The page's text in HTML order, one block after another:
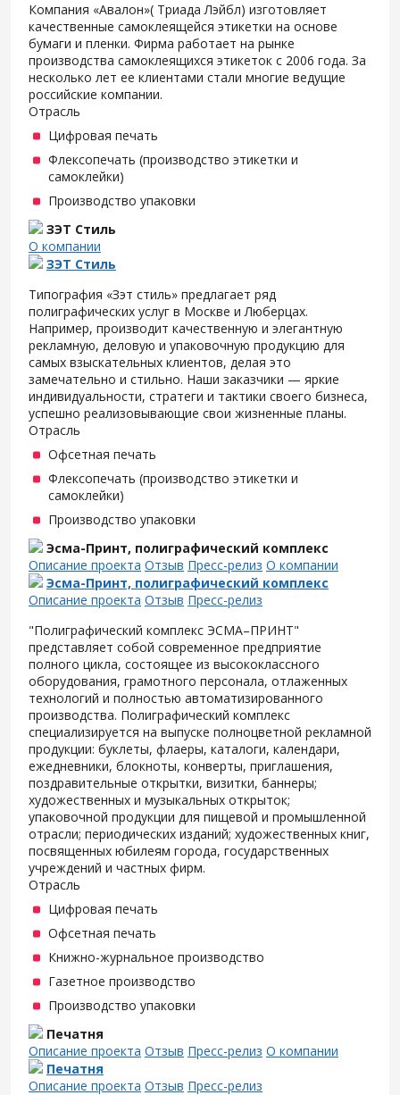
Компания «Авалон»( Триада Лэйбл) изготовляет
качественные самоклеящейся этикетки на основе
бумаги и пленки. Фирма работает на рынке
производства самоклеящихся этикеток с 2006 года. За
несколько лет ее клиентами стали многие ведущие
российские компании.
Отрасль
Цифровая печать
Флексопечать (производство этикетки и
самоклейки)
Производство упаковки
ЗЭТ Стиль
О компании
ЗЭТ Стиль
Типография «Зэт cтиль» предлагает ряд
полиграфических услуг в Москве и Люберцах.
Например, производит качественную и элегантную
рекламную, деловую и упаковочную продукцию для
самых взыскательных клиентов, делая это
замечательно и стильно. Наши заказчики — яркие
индивидуальности, стратеги и тактики своего бизнеса,
успешно реализовывающие свои жизненные планы.
Отрасль
Офсетная печать
Флексопечать (производство этикетки и
самоклейки)
Производство упаковки
Эсма-Принт, полиграфический комплекс
Описание проекта Отзыв Пресс-релиз О компании
Эсма-Принт, полиграфический комплекс
Описание проекта Отзыв Пресс-релиз
"Полиграфический комплекс ЭСМА–ПРИНТ"
представляет собой современное предприятие
полного цикла, состоящее из высококлассного
оборудования, грамотного персонала, отлаженных
технологий и полностью автоматизированного
производства. Полиграфический комплекс
специализируется на выпуске полноцветной рекламной
продукции: буклеты, флаеры, каталоги, календари,
ежедневники, блокноты, конверты, приглашения,
поздравительные открытки, визитки, баннеры;
художественных и музыкальных открыток;
упаковочной продукции для пищевой и промышленной
отрасли; периодических изданий; художественных книг,
посвященных юбилеям города, государственных
учреждений и частных фирм.
Отрасль
Цифровая печать
Офсетная печать
Книжно-журнальное производство
Газетное производство
Производство упаковки
Печатня
Описание проекта Отзыв Пресс-релиз О компании
Печатня
Описание проекта Отзыв Пресс-релиз